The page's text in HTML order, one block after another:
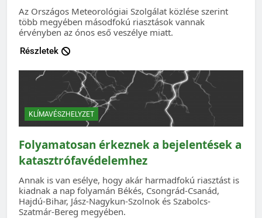
Az Országos Meteorológiai Szolgálat közlése szerint
több megyében másodfokú riasztások vannak
érvényben az ónos eső veszélye miatt.
Részletek
KLÍMAVÉSZHELYZET
Folyamatosan érkeznek a bejelentések a
katasztrófavédelemhez
Annak is van esélye, hogy akár harmadfokú riasztást is
kiadnak a nap folyamán Békés, Csongrád-Csanád,
Hajdú-Bihar, Jász-Nagykun-Szolnok és Szabolcs-
Szatmár-Bereg megyében.